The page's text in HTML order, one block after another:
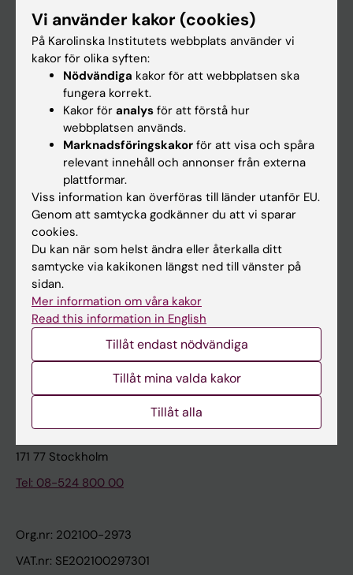
Ladok
Canvas
Schema
Studentmejlen
Kurs- och programwebbar
Student på KI
Medarbetare
Medarbetarportalen
Kontakta och besök KI
Universitetsbiblioteket
Stöd forskning och utbildning
Karolinska Institutet Innovation
Kontakta presstjänsten
Karolinska Institutet
171 77 Stockholm
Tel: 08-524 800 00
Org.nr: 202100-2973
VAT.nr: SE202100297301
Vi använder kakor (cookies)
På Karolinska Institutets webbplats använder vi
kakor för olika syften:
Nödvändiga kakor för att webbplatsen ska
fungera korrekt.
Kakor för analys för att förstå hur
webbplatsen används.
Marknadsföringskakor för att visa och spåra
relevant innehåll och annonser från externa
plattformar.
Viss information kan överföras till länder utanför EU.
Genom att samtycka godkänner du att vi sparar
cookies.
Du kan när som helst ändra eller återkalla ditt
samtycke via kakikonen längst ned till vänster på
sidan.
Mer information om våra kakor
Read this information in English
Tillåt endast nödvändiga
Tillåt mina valda kakor
Tillåt alla